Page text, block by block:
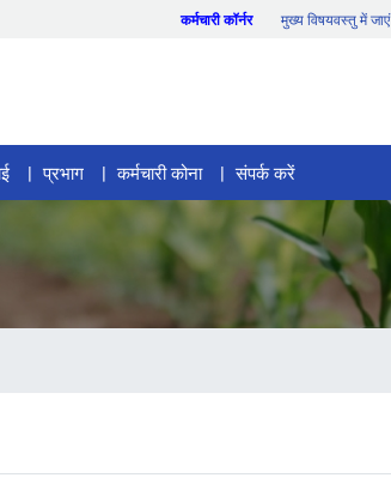
कर्मचारी कॉर्नर मुख्य विषयवस्तु में जाएं
प्रभाग कर्मचारी कोना संपर्क करें